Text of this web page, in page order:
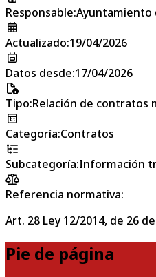
Responsable:Ayuntamiento
Actualizado:19/04/2026
Datos desde:17/04/2026
Tipo:Relación de contratos
Categoría:Contratos
Subcategoría:Información
Referencia normativa:
Art. 28 Ley 12/2014, de 26
Pie de página